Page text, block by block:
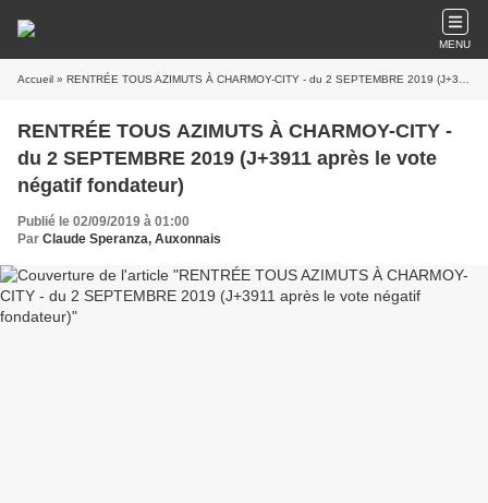
MENU
Accueil » RENTRÉE TOUS AZIMUTS À CHARMOY-CITY - du 2 SEPTEMBRE 2019 (J+3911 après le vote négatif fondateur)
RENTRÉE TOUS AZIMUTS À CHARMOY-CITY -
du 2 SEPTEMBRE 2019 (J+3911 après le vote
négatif fondateur)
Publié le 02/09/2019 à 01:00
Par Claude Speranza, Auxonnais